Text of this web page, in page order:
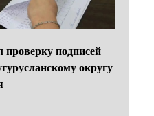
подписей
округу